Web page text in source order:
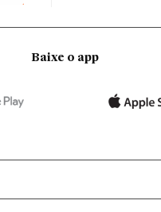
Baixe o app